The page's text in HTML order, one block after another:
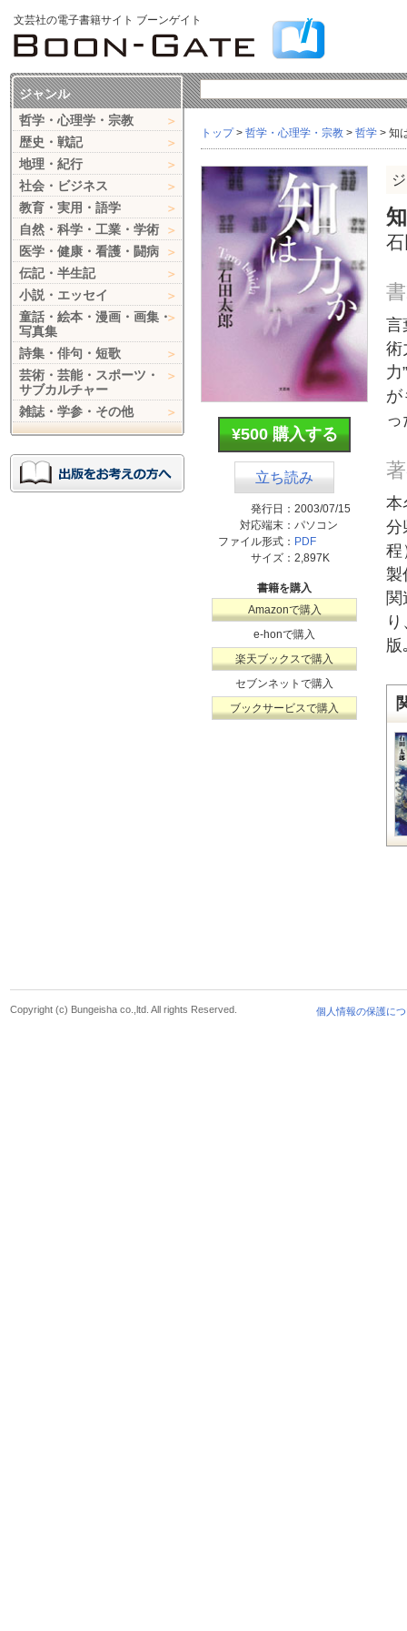
文芸社の電子書籍サイト ブーンゲイト
トップ> 哲学・心理学・宗教 > 哲学 > 知
¥500 購入する
立ち読み
発行日： 2003/07/15
対応端末： パソコン
ファイル形式： PDF
サイズ： 2,897K
書籍を購入
Amazonで購入
e-honで購入
楽天ブックスで購入
セブンネットで購入
ブックサービスで購入
言
術
力
が
本
分
程
製
版
ジャンル
哲学・心理学・宗教
歴史・戦記
地理・紀行
社会・ビジネス
教育・実用・語学
自然・科学・工業・学術
医学・健康・看護・闘病
伝記・半生記
小説・エッセイ
童話・絵本・漫画・画集・
写真集
詩集・俳句・短歌
芸術・芸能・スポーツ・
サブカルチャー
雑誌・学参・その他
個人情報の保護に
Copyright (c) Bungeisha co.,ltd. All rights Reserved.